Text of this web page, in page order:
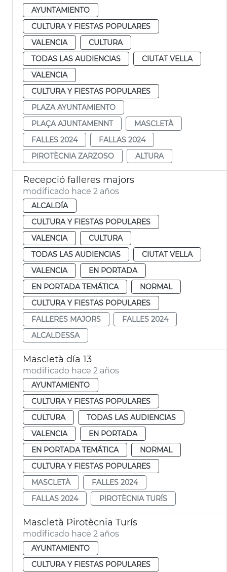
AYUNTAMIENTO
CULTURA Y FIESTAS POPULARES
VALENCIA
CULTURA
TODAS LAS AUDIENCIAS
CIUTAT VELLA
VALENCIA
CULTURA Y FIESTAS POPULARES
PLAZA AYUNTAMIENTO
PLAÇA AJUNTAMENNT
MASCLETÀ
FALLES 2024
FALLAS 2024
PIROTÈCNIA ZARZOSO
ALTURA
Recepció falleres majors
modificado hace 2 años
ALCALDÍA
CULTURA Y FIESTAS POPULARES
VALENCIA
CULTURA
TODAS LAS AUDIENCIAS
CIUTAT VELLA
VALENCIA
EN PORTADA
EN PORTADA TEMÁTICA
NORMAL
CULTURA Y FIESTAS POPULARES
FALLERES MAJORS
FALLES 2024
ALCALDESSA
Mascletà día 13
modificado hace 2 años
AYUNTAMIENTO
CULTURA Y FIESTAS POPULARES
CULTURA
TODAS LAS AUDIENCIAS
VALENCIA
EN PORTADA
EN PORTADA TEMÁTICA
NORMAL
CULTURA Y FIESTAS POPULARES
MASCLETÀ
FALLES 2024
FALLAS 2024
PIROTÈCNIA TURÍS
Mascletà Pirotècnia Turís
modificado hace 2 años
AYUNTAMIENTO
CULTURA Y FIESTAS POPULARES